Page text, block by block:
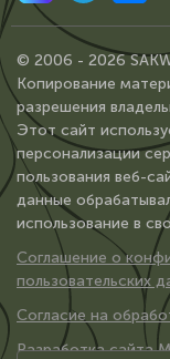
© 2006 - 2026
Копирование
разрешения
Этот сайт
персонализации
пользования веб-
данные
использование в
Соглашение о
пользовательских
Согласие на
Разработка сайта